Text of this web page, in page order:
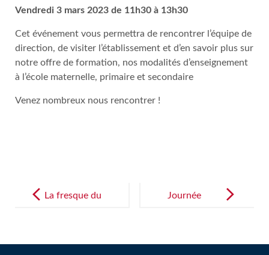
Vendredi 3 mars 2023 de 11h30 à 13h30
Cet événement vous permettra de rencontrer l’équipe de
direction, de visiter l’établissement et d’en savoir plus sur
notre offre de formation, nos modalités d’enseignement
à l’école maternelle, primaire et secondaire
Venez nombreux nous rencontrer !
navigationLa fresque du
Journée